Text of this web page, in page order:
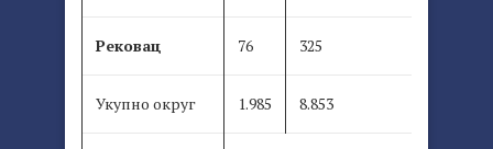
Рековац 76 325
Укупно округ 1.985 8.853